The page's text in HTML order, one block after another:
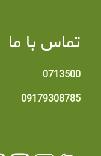
تماس با ما
0713500
09179308785